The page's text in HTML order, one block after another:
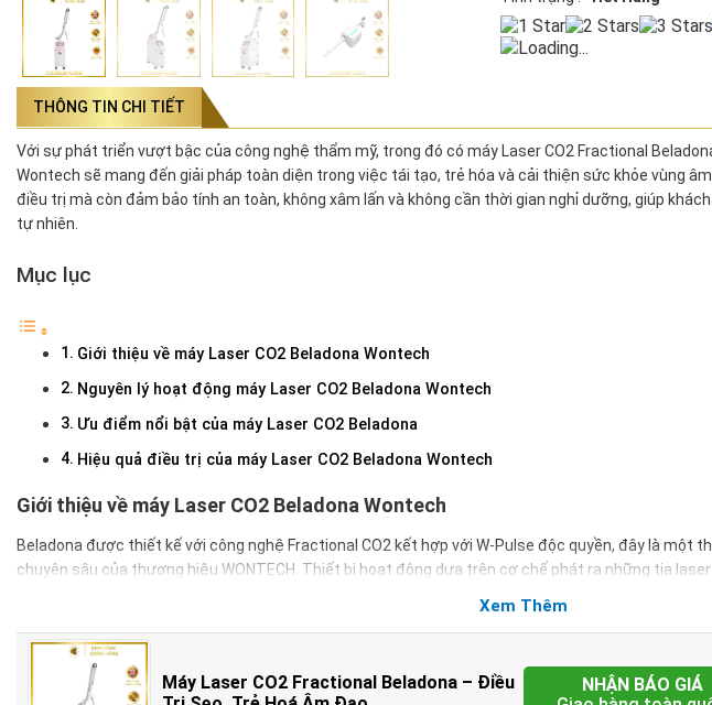
Loading...
THÔNG TIN CHI TIẾT
Với sự phát triển vượt bậc của công nghệ thẩm mỹ, trong đó có máy Laser CO2 Fractional
Wontech sẽ mang đến giải pháp toàn diện trong việc tái tạo, trẻ hóa và cải thiện sức khỏe vùng
điều trị mà còn đảm bảo tính an toàn, không xâm lấn và không cần thời gian nghỉ dưỡng, giúp
tự nhiên.
Mục lục
Giới thiệu về máy Laser CO2 Beladona Wontech
Nguyên lý hoạt động máy Laser CO2 Beladona Wontech
Ưu điểm nổi bật của máy Laser CO2 Beladona
Hiệu quả điều trị của máy Laser CO2 Beladona Wontech
Giới thiệu về máy Laser CO2 Beladona Wontech
Beladona được thiết kế với công nghệ Fractional CO2 kết hợp với W-Pulse độc quyền, đây là một
chuyên sâu của thương hiệu WONTECH. Thiết bị hoạt động dựa trên cơ chế phát ra những tia
Điểm đặc biệt của Beladona chính là khả năng tích hợp đa chức năng trong một thiết bị, bao gồm
môi lớn và các ứng dụng phẫu thuật.
Xem Thêm
Máy Laser CO2 Fractional Beladona – Điều
NHẬN BÁO GIÁ